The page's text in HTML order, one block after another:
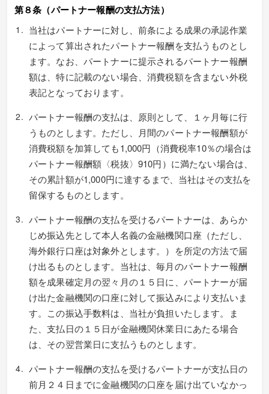
第８条（パートナー報酬の支払方法）
当社はパートナーに対し、前条による成果の承認作業
によって算出されたパートナー報酬を支払うものとし
ます。なお、パートナーに提示されるパートナー報酬
額は、特に記載のない場合、消費税額を含まない外税
表記となっております。
パートナー報酬の支払は、原則として、１ヶ月毎に行
うものとします。ただし、月間のパートナー報酬額が
消費税額を加算しても1,000円（消費税率10％の場合は
パートナー報酬額〈税抜〉910円）に満たない場合は、
その累計額が1,000円に達するまで、当社はその支払を
留保するものとします。
パートナー報酬の支払を受けるパートナーは、あらか
じめ振込先として本人名義の金融機関口座（ただし、
海外銀行口座は対象外とします。）を所定の方法で届
け出るものとします。当社は、毎月のパートナー報酬
額を成果確定月の翌々月の１５日に、パートナーが届
け出た金融機関の口座に対して振込みにより支払いま
す。この振込手数料は、当社が負担いたします。ま
た、支払日の１５日が金融機関休業日にあたる場合
は、その翌営業日に支払うものとします。
パートナー報酬の支払を受けるパートナーが支払日の
前月２４日までに金融機関の口座を届け出ていなかっ